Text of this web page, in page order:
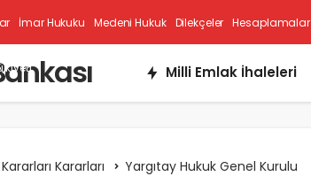
İmar Hukuku Medeni Hukuk Dilekçeler Hesaplamalar
Milli Emlak İhaleleri
Kararları Yargıtay Hukuk Genel Kurulu